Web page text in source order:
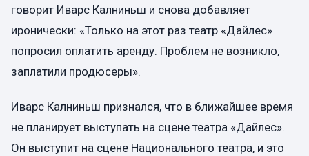
говорит Иварс Калниньш и снова добавляет
иронически: «Только на этот раз театр «Дайлес»
попросил оплатить аренду. Проблем не возникло,
заплатили продюсеры».
Иварс Калниньш признался, что в ближайшее время
не планирует выступать на сцене театра «Дайлес».
Он выступит на сцене Национального театра, и это